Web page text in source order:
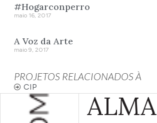
#Hogarconperro
maio 16, 2017
A Voz da Arte
maio 9, 2017
PROJETOS RELACIONADOS À
CIP
ALMA